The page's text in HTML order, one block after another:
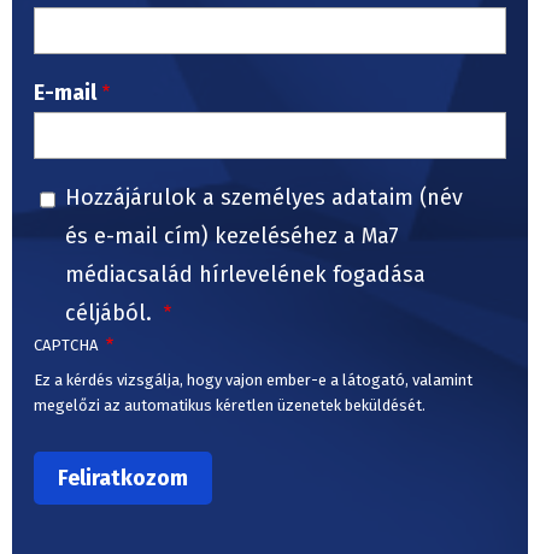
E-mail
Hozzájárulok a személyes adataim (név
és e-mail cím) kezeléséhez a Ma7
médiacsalád hírlevelének fogadása
céljából.
CAPTCHA
Ez a kérdés vizsgálja, hogy vajon ember-e a látogató, valamint
megelőzi az automatikus kéretlen üzenetek beküldését.